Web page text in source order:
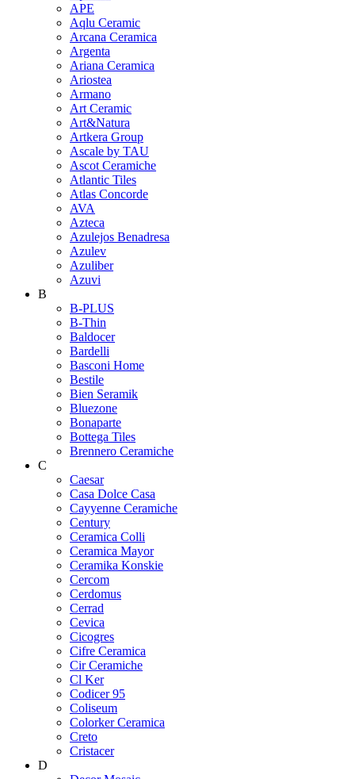
APE
Aqlu Ceramic
Arcana Ceramica
Argenta
Ariana Ceramica
Ariostea
Armano
Art Ceramic
Art&Natura
Artkera Group
Ascale by TAU
Ascot Ceramiche
Atlantic Tiles
Atlas Concorde
AVA
Azteca
Azulejos Benadresa
Azulev
Azuliber
Azuvi
B
B-PLUS
B-Thin
Baldocer
Bardelli
Basconi Home
Bestile
Bien Seramik
Bluezone
Bonaparte
Bottega Tiles
Brennero Ceramiche
C
Caesar
Casa Dolce Casa
Cayyenne Ceramiche
Century
Ceramica Colli
Ceramica Mayor
Ceramika Konskie
Cercom
Cerdomus
Cerrad
Cevica
Cicogres
Cifre Ceramica
Cir Ceramiche
Cl Ker
Codicer 95
Coliseum
Colorker Ceramica
Creto
Cristacer
D